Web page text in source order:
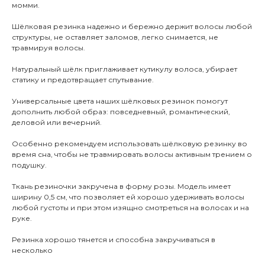
момми.
Шёлковая резинка надежно и бережно держит волосы любой
структуры, не оставляет заломов, легко снимается, не
травмируя волосы.
Натуральный шёлк приглаживает кутикулу волоса, убирает
статику и предотвращает спутывание.
Универсальные цвета наших шёлковых резинок помогут
дополнить любой образ: повседневный, романтический,
деловой или вечерний.
Особенно рекомендуем использовать шёлковую резинку во
время сна, чтобы не травмировать волосы активным трением о
подушку.
Ткань резиночки закручена в форму розы. Модель имеет
ширину 0,5 см, что позволяет ей хорошо удерживать волосы
любой густоты и при этом изящно смотреться на волосах и на
руке.
Резинка хорошо тянется и способна закручиваться в
несколько